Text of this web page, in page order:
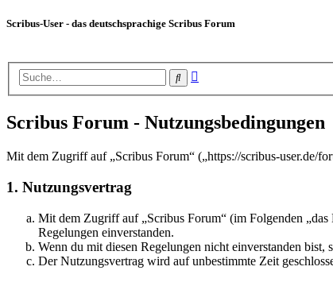
Scribus-User - das deutschsprachige Scribus Forum
Suche
Scribus Forum - Nutzungsbedingungen
Mit dem Zugriff auf „Scribus Forum“ („https://scribus-user.de/
1. Nutzungsvertrag
Mit dem Zugriff auf „Scribus Forum“ (im Folgenden
Regelungen einverstanden.
Wenn du mit diesen Regelungen nicht einverstanden
Der Nutzungsvertrag wird auf unbestimmte Zeit